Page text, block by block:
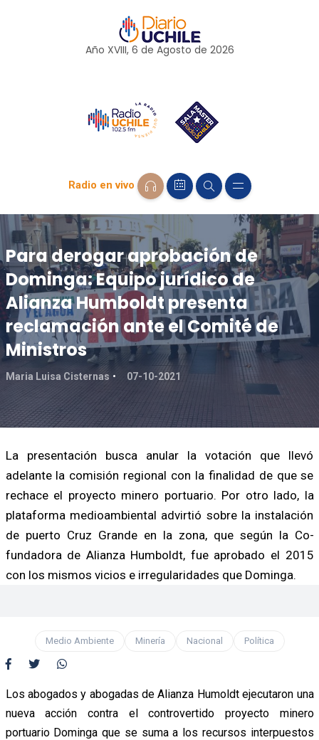
Año XVIII, 6 de Agosto de 2026
Radio en vivo
Para derogar aprobación de
Dominga: Equipo jurídico de
Alianza Humboldt presenta
reclamación ante el Comité de
Ministros
Maria Luisa Cisternas 07-10-2021
La presentación busca anular la votación que llevó
adelante la comisión regional con la finalidad de que se
rechace el proyecto minero portuario. Por otro lado, la
plataforma medioambiental advirtió sobre la instalación
de puerto Cruz Grande en la zona, que según la Co-
fundadora de Alianza Humboldt, fue aprobado el 2015
con los mismos vicios e irregularidades que Dominga.
Medio Ambiente Minería Nacional Política
Los abogados y abogadas de Alianza Humoldt ejecutaron una
nueva acción contra el controvertido proyecto minero
portuario Dominga que se suma a los recursos interpuestos